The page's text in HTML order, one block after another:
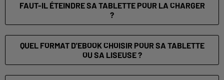
FAUT-IL ÉTEINDRE SA TABLETTE POUR LA CHARGER
?
QUEL FORMAT D'EBOOK CHOISIR POUR SA TABLETTE
OU SA LISEUSE ?